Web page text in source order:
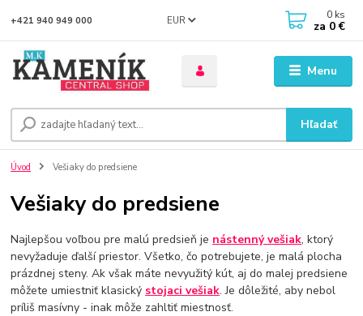
Menu
EUR
Hľadať
+421 940 949 000 0 ks
za 0 €
Úvod Vešiaky do predsiene
Vešiaky do predsiene
Najlepšou voľbou pre malú predsieň je nástenný vešiak, ktorý
nevyžaduje ďalší priestor.Všetko, čo potrebujete, je malá plocha
prázdnej steny.Ak však máte nevyužitý kút, aj do malej predsiene
môžete umiestniť klasický stojaci vešiak.Je dôležité, aby nebol
príliš masívny - inak môže zahltiť miestnosť.